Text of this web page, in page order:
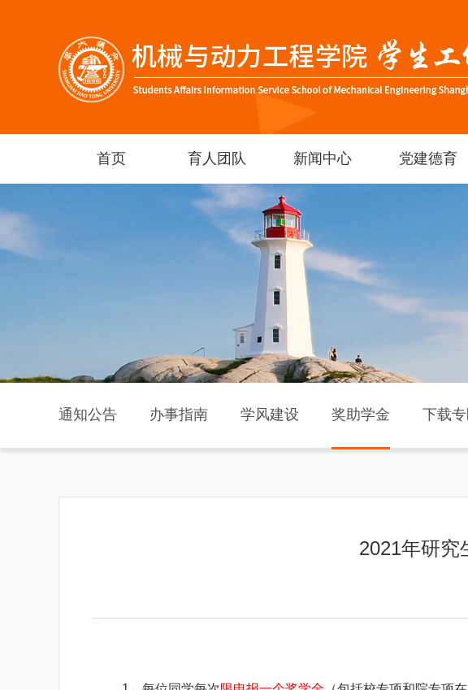
首页 育人团队 新闻中心 党建德育
通知公告 办事指南 学风建设 奖助学金 下载专
2021年研究